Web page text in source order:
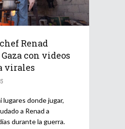
Renad
con videos
virales
lugares donde jugar,
a Renad a
durante la guerra.